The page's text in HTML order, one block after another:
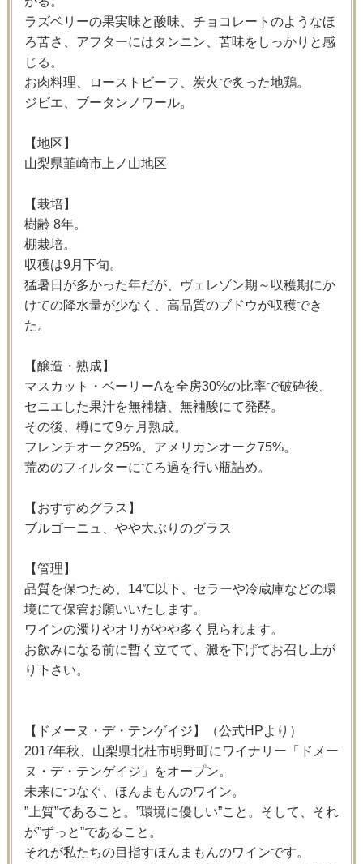
ラズベリーの果実味と酸味、チョコレートのようなほ
ろ苦さ、アフターにはタンニン、苦味をしっかりと感
じる。
お肉料理、ローストビーフ、炭火で炙った地鶏。
ジビエ、ブータンノワール。
【地区】
山梨県韮崎市上ノ山地区
【栽培】
樹齢 8年。
棚栽培。
収穫は9月下旬。
猛暑日が多かった年だが、ヴェレゾン期～収穫期にか
けての降水量が少なく、高品質のブドウが収穫でき
た。
【醸造・熟成】
マスカット・ベーリーAを全房30%の比率で破砕後、
セニエした果汁を無補糖、無補酸にて発酵。
その後、樽にて9ヶ月熟成。
フレンチオーク25%、アメリカンオーク75%。
荒めのフィルターにてろ過を行い瓶詰め。
【おすすめグラス】
ブルゴーニュ、やや大ぶりのグラス
【管理】
品質を保つため、14℃以下、セラーや冷蔵庫などの環
境にて保管お願いいたします。
ワインの濁りやオリがやや多く見られます。
お飲みになる前に暫く立てて、澱を下げてお召し上が
り下さい。
【ドメーヌ・デ・テンゲイジ】（公式HPより）
2017年秋、山梨県北杜市明野町にワイナリー「ドメー
ヌ・デ・テンゲイジ」をオープン。
未来につなぐ、ほんまもんのワイン。
”上質”であること。”環境に優しい”こと。そして、それ
が”ずっと”であること。
それが私たちの目指すほんまもんのワインです。